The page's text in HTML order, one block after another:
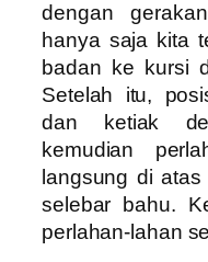
dengan
hanya saja kita
badan ke kursi
Setelah itu,
dan ketiak
kemudian
langsung di
selebar bahu.
perlahan-lahan